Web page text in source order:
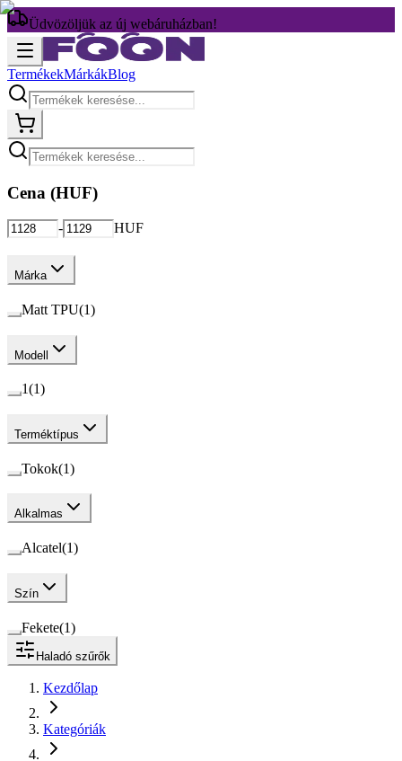
Üdvözöljük az új webáruházban!
TermékekMárkákBlog
Cena (HUF)
- HUF
Márka
Matt TPU(1)
Modell
1(1)
Terméktípus
Tokok(1)
Alkalmas
Alcatel(1)
Szín
Fekete(1)
Haladó szűrők
Kezdőlap
Kategóriák